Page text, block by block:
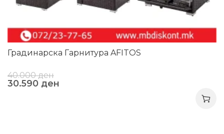
Градинарска Гарнитура AFITOS
40.000ден
30.590 ден